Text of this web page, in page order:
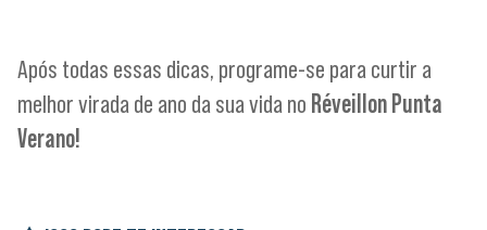
Após todas essas dicas, programe-se para curtir a
melhor virada de ano da sua vida no Réveillon Punta
Verano!